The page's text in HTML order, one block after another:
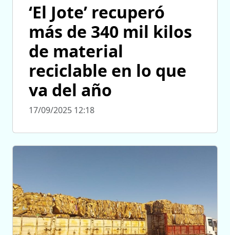
‘El Jote’ recuperó
más de 340 mil kilos
de material
reciclable en lo que
va del año
17/09/2025 12:18